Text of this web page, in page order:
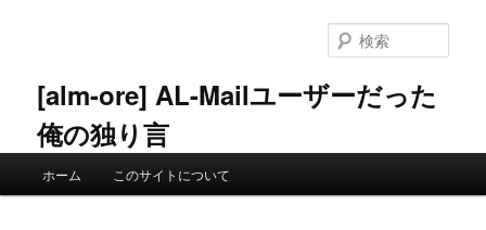
ン
へ
ツ
移
[alm-ore] AL-Mailユーザーだった
俺の独り言
索
ホーム このサイトについて